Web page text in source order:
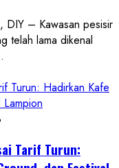
DIY – Kawasan pesisir
telah lama dikenal
Turun: Hadirkan Kafe
Tarif Turun: